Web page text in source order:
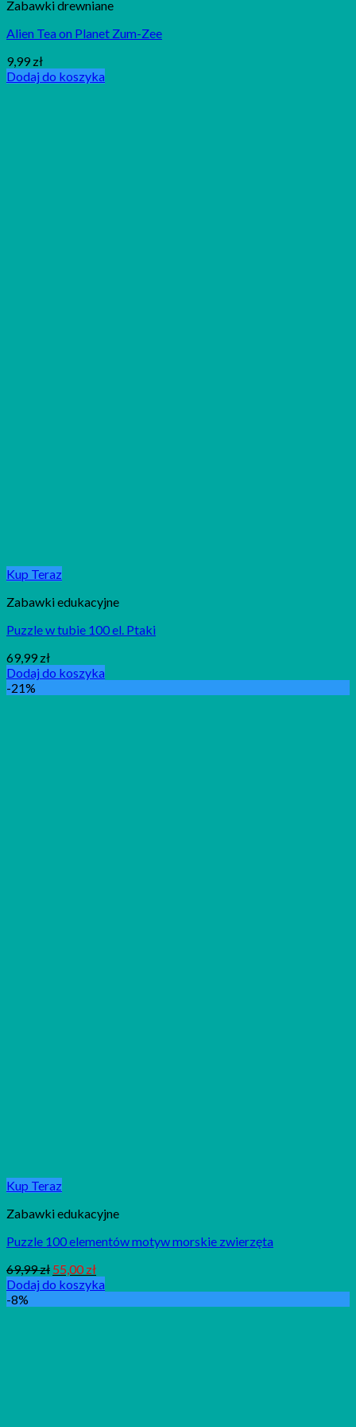
Zabawki drewniane
Alien Tea on Planet Zum-Zee
9,99 zł
Dodaj do koszyka
Kup Teraz
Zabawki edukacyjne
Puzzle w tubie 100 el. Ptaki
69,99 zł
Dodaj do koszyka
-21%
Kup Teraz
Zabawki edukacyjne
Puzzle 100 elementów motyw morskie zwierzęta
69,99zł 55,00zł
Dodaj do koszyka
-8%